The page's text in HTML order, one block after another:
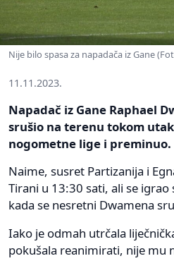
Nije bilo spasa za napadača iz Gane
11.11.2023.
Napadač iz Gane Raphael
srušio na terenu tokom
nogometne lige i preminuo.
Naime, susret Partizanija i
Tirani u 13:30 sati, ali se
kada se nesretni Dwamena
Iako je odmah utrčala
pokušala reanimirati, nije mu